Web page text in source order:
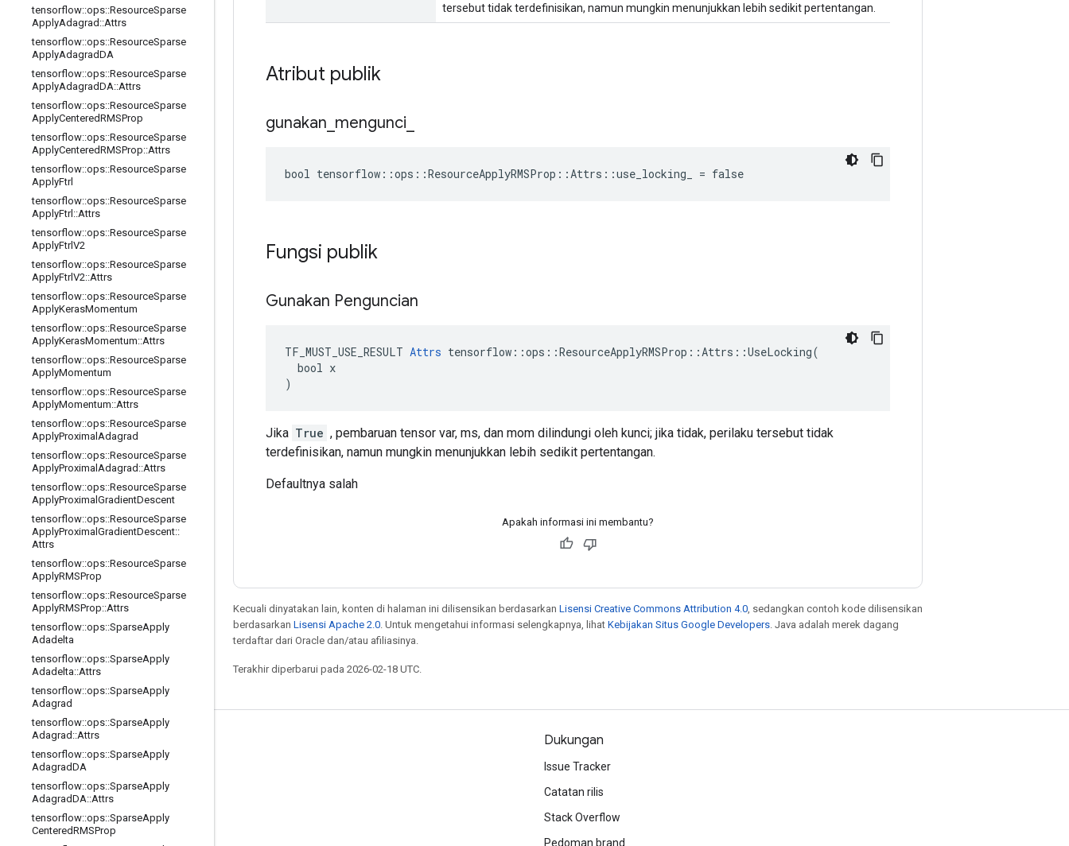
tensorflow::ops::ResourceSparse
ApplyAdagrad ::Attrs
tensorflow::ops::ResourceSparse
ApplyAdagradDA
tensorflow::ops::ResourceSparse
ApplyAdagradDA::Attrs
tensorflow::ops::ResourceSparse
ApplyCenteredRMSProp
tensorflow::ops::ResourceSparse
ApplyCenteredRMSProp::Attrs
tensorflow::ops::ResourceSparse
ApplyFtrl
tensorflow::ops::ResourceSparse
ApplyFtrl ::Attrs
tensorflow::ops::ResourceSparse
ApplyFtrlV2
tensorflow::ops::ResourceSparse
ApplyFtrlV2::Attrs
tensorflow::ops::ResourceSparse
ApplyKerasMomentum
tensorflow::ops::ResourceSparse
ApplyKerasMomentum::Attrs
tensorflow::ops::ResourceSparse
ApplyMomentum
tensorflow::ops::ResourceSparse
ApplyMomentum::Attrs
tensorflow::ops::ResourceSparse
ApplyProximal Adagrad
tensorflow::ops::ResourceSparse
ApplyProximal Adagrad ::Attrs
tensorflow::ops::ResourceSparse
ApplyProximal GradientDescent
tensorflow::ops::ResourceSparse
ApplyProximal GradientDescent::
Attrs
tensorflow::ops::ResourceSparse
ApplyRMSProp
tensorflow::ops::ResourceSparse
ApplyRMSProp::Attrs
tensorflow::ops::SparseApply
Adadelta
tensorflow::ops::SparseApply
Adadelta::Attrs
tensorflow::ops::SparseApply
Adagrad
tensorflow::ops::SparseApply
Adagrad ::Attrs
tensorflow::ops::SparseApply
AdagradDA
tensorflow::ops::SparseApply
AdagradDA::Attrs
tensorflow::ops::SparseApply
CenteredRMSProp
tersebut tidak terdefinisikan, namun mungkin menunjukkan lebih sedikit pertentangan.
Atribut publik
gunakan mengunci
bool tensorflow::ops::ResourceApplyRMSProp::Attrs::use_locking_ = false
Fungsi publik
Gunakan Penguncian
TF_MUST_USE_RESULT Attrs tensorflow::ops::ResourceApplyRMSProp::Attrs::UseLocking(
  bool x
)
Jika True , pembaruan tensor var, ms, dan mom dilindungi oleh kunci; jika tidak, perilaku tersebut tidak
terdefinisikan, namun mungkin menunjukkan lebih sedikit pertentangan.
Defaultnya salah
Apakah informasi ini membantu?
Kecuali dinyatakan lain, konten di halaman ini dilisensikan berdasarkan Lisensi Creative Commons Attribution 4.0 , sedangkan contoh kode dilisensikan
berdasarkan Lisensi Apache 2.0 . Untuk mengetahui informasi selengkapnya, lihat Kebijakan Situs Google Developers . Java adalah merek dagang
terdaftar dari Oracle dan/atau afiliasinya.
Terakhir diperbarui pada 2026-02-18 UTC.
Tetap terhubung
Blog
Forum
GitHub
Dukungan
Issue Tracker
Catatan rilis
Stack Overflow
Pedoman brand